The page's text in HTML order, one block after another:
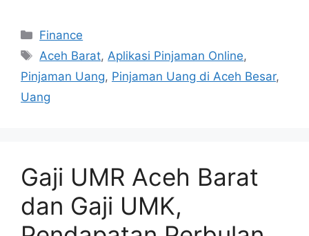
Categories
Finance
Tags
Aceh Barat, Aplikasi Pinjaman Online,
Pinjaman Uang, Pinjaman Uang di Aceh Besar,
Uang
Gaji UMR Aceh Barat
dan Gaji UMK,